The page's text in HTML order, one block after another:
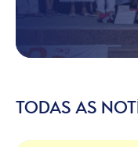
TODAS AS